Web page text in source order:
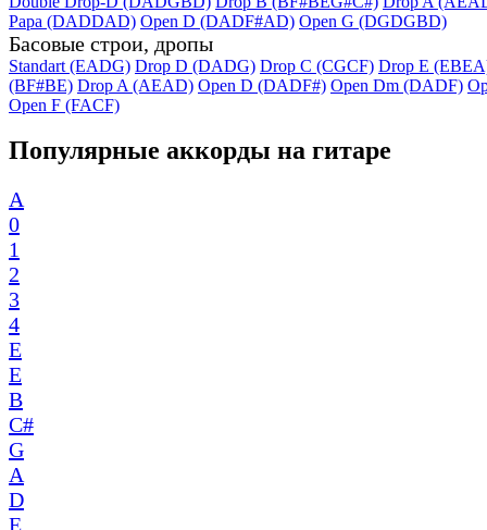
Papa (DADDAD) Open D (DADF#AD) Open G (DGDGBD)
Басовые строи, дропы
Standart (EADG) Drop D (DADG) Drop C (CGCF) Drop E
(BF#BE) Drop A (AEAD) Open D (DADF#) Open Dm (DADF)
Open F (FACF)
Популярные аккорды на гитаре
A
0
1
2
3
4
E
E
B
C#
G
A
D
E